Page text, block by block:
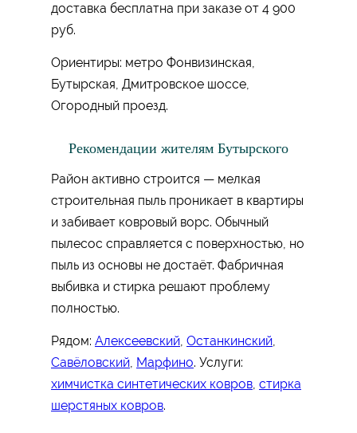
доставка бесплатна при заказе от 4 900
руб.
Ориентиры: метро Фонвизинская,
Бутырская, Дмитровское шоссе,
Огородный проезд.
Рекомендации жителям Бутырского
Район активно строится — мелкая
строительная пыль проникает в квартиры
и забивает ковровый ворс. Обычный
пылесос справляется с поверхностью, но
пыль из основы не достаёт. Фабричная
выбивка и стирка решают проблему
полностью.
Рядом: Алексеевский Останкинский
Савёловский Марфино. Услуги:
химчистка синтетических ковров стирка
шерстяных ковров.